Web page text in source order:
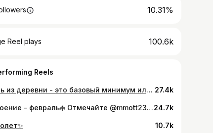
10.31%
Reel plays 100.6k
Reels
Парень из деревни - это базовый минимум или роскошный максимум? 27.4k
Настроение - февраль❄️ Отмечайте @mmott23 и @agutinleonid с @avarum , чтобы они увидели 😇24.7k
10.7k